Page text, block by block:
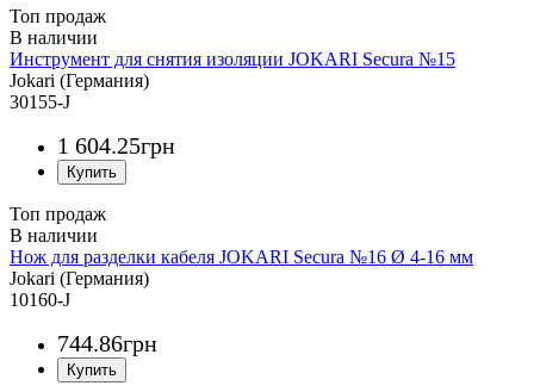
Топ продаж
Инструмент для снятия изоляции JOKARI Secura №15
Jokari (Германия)
30155-J
1 604.25грн
Топ продаж
Нож для разделки кабеля JOKARI Secura №16 Ø 4-16 мм
Jokari (Германия)
10160-J
744.86грн